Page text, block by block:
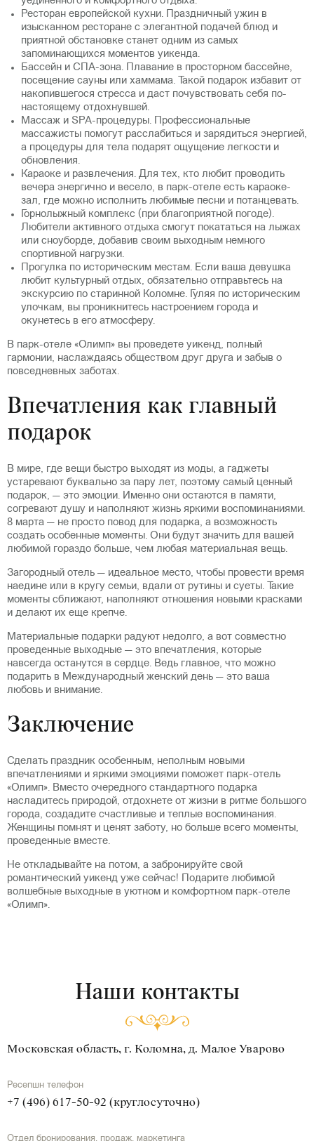
Ресторан европейской кухни. Праздничный ужин в
изысканном ресторане с элегантной подачей блюд и
приятной обстановке станет одним из самых
запоминающихся моментов уикенда.
Бассейн и СПА-зона. Плавание в просторном бассейне,
посещение сауны или хаммама. Такой подарок избавит от
накопившегося стресса и даст почувствовать себя по-
настоящему отдохнувшей.
Массаж и SPA-процедуры. Профессиональные
массажисты помогут расслабиться и зарядиться энергией,
а процедуры для тела подарят ощущение легкости и
обновления.
Караоке и развлечения. Для тех, кто любит проводить
вечера энергично и весело, в парк-отеле есть караоке-
зал, где можно исполнить любимые песни и потанцевать.
Горнолыжный комплекс (при благоприятной погоде).
Любители активного отдыха смогут покататься на лыжах
или сноуборде, добавив своим выходным немного
спортивной нагрузки.
Прогулка по историческим местам. Если ваша девушка
любит культурный отдых, обязательно отправьтесь на
экскурсию по старинной Коломне. Гуляя по историческим
улочкам, вы проникнитесь настроением города и
окунетесь в его атмосферу.
В парк-отеле «Олимп» вы проведете уикенд, полный
гармонии, наслаждаясь обществом друг друга и забыв о
повседневных заботах.
Впечатления как главный
подарок
В мире, где вещи быстро выходят из моды, а гаджеты
устаревают буквально за пару лет, поэтому самый ценный
подарок, — это эмоции. Именно они остаются в памяти,
согревают душу и наполняют жизнь яркими воспоминаниями.
8 марта — не просто повод для подарка, а возможность
создать особенные моменты. Они будут значить для вашей
любимой гораздо больше, чем любая материальная вещь.
Загородный отель — идеальное место, чтобы провести время
наедине или в кругу семьи, вдали от рутины и суеты. Такие
моменты сближают, наполняют отношения новыми красками
и делают их еще крепче.
Материальные подарки радуют недолго, а вот совместно
проведенные выходные — это впечатления, которые
навсегда останутся в сердце. Ведь главное, что можно
подарить в Международный женский день — это ваша
любовь и внимание.
Заключение
Сделать праздник особенным, неполным новыми
впечатлениями и яркими эмоциями поможет парк-отель
«Олимп». Вместо очередного стандартного подарка
насладитесь природой, отдохнете от жизни в ритме большого
города, создадите счастливые и теплые воспоминания.
Женщины помнят и ценят заботу, но больше всего моменты,
проведенные вместе.
Не откладывайте на потом, а забронируйте свой
романтический уикенд уже сейчас! Подарите любимой
волшебные выходные в уютном и комфортном парк-отеле
«Олимп».
Наши контакты
Московская область, г. Коломна, д. Малое Уварово
Ресепшн телефон
+7 (496) 617-50-92 (круглосуточно)
Отдел бронирования, продаж, маркетинга